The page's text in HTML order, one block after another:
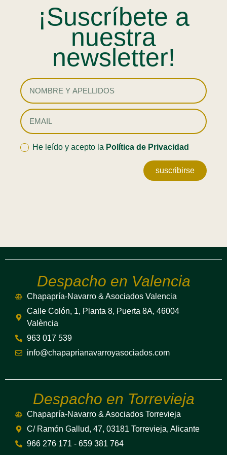
¡Suscríbete a
nuestra
newsletter!
He leído y acepto la Política de Privacidad
suscribirse
Despacho en Valencia
Chapapría-Navarro & Asociados Valencia
Calle Colón, 1, Planta 8, Puerta 8A, 46004
València
963 017 539
info@chapaprianavarroyasociados.com
Despacho en Torrevieja
Chapapría-Navarro & Asociados Torrevieja
C/ Ramón Gallud, 47, 03181 Torrevieja, Alicante
966 276 171 - 659 381 764